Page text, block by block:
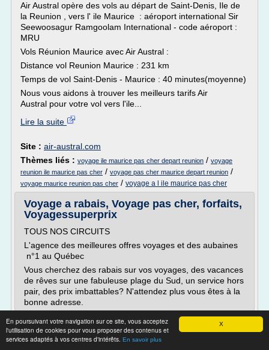
X
En poursuivant votre navigation sur ce site, vous acceptez
l'utilisation de cookies pour vous proposer des contenus et
services adaptés à vos centres d'intérêts. En savoir plus
Air Austral opère des vols au départ de Saint-Denis, Ile de
la Reunion , vers l' ile Maurice : aéroport international Sir
Seewoosagur Ramgoolam International - code aéroport :
MRU
Vols Réunion Maurice avec Air Austral :
Distance vol Reunion Maurice : 231 km
Temps de vol Saint-Denis - Maurice : 40 minutes(moyenne)
Nous vous aidons à trouver les meilleurs tarifs Air
Austral pour votre vol vers l'ile...
Lire la suite
Site : air-austral.com
Thèmes liés : voyage ile maurice pas cher depart reunion / voyage
reunion ile maurice pas cher / voyage pas cher maurice depart reunion /
voyage maurice reunion pas cher / voyage a l ile maurice pas cher
Voyage a rabais, Voyage pas cher, forfaits,
Voyagessuperprix
TOUS NOS CIRCUITS
L'agence des meilleures offres voyages et des aubaines
n°1 au Québec
Vous cherchez des rabais sur vos voyages, des vacances
de rêves sur une fabuleuse plage du Sud, un service hors
pair, des prix imbattables? N'attendez plus vous êtes à la
bonne adresse.
Simplifiez-vous la vie avec notre agence de voyages en
ligne. Votre budget voyage est serré, nous avons ce qu'il
vous...